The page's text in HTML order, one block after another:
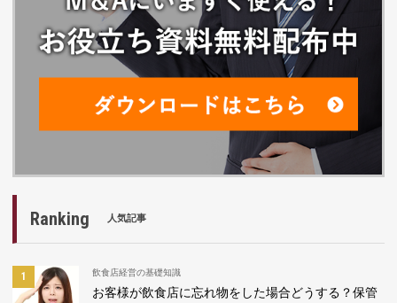
Ranking 人気記事
飲食店経営の基礎知識
お客様が飲食店に忘れ物をした場合どうする？保管